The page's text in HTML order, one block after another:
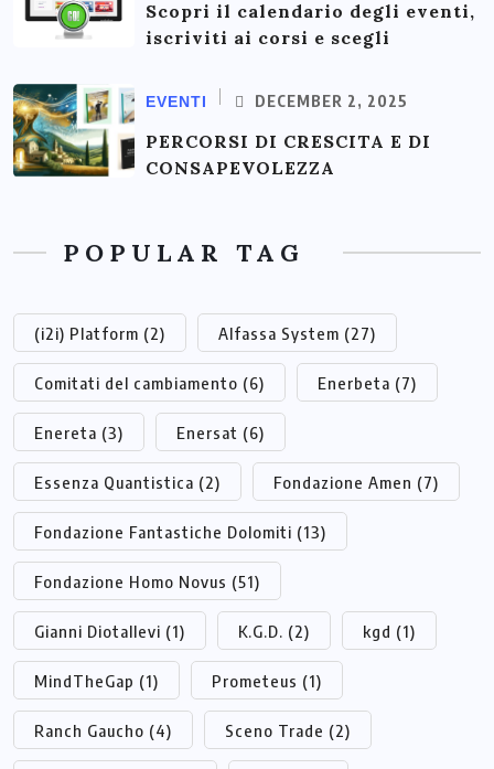
Scopri il calendario degli eventi,
iscriviti ai corsi e scegli
EVENTI DECEMBER 2, 2025
PERCORSI DI CRESCITA E DI
CONSAPEVOLEZZA
POPULAR TAG
(i2i) Platform (2) Alfassa System (27)
Comitati del cambiamento (6) Enerbeta (7)
Enereta (3) Enersat (6)
Essenza Quantistica (2) Fondazione Amen (7)
Fondazione Fantastiche Dolomiti (13)
Fondazione Homo Novus (51)
Gianni Diotallevi (1) K.G.D. (2) kgd (1)
MindTheGap (1) Prometeus (1)
Ranch Gaucho (4) Sceno Trade (2)